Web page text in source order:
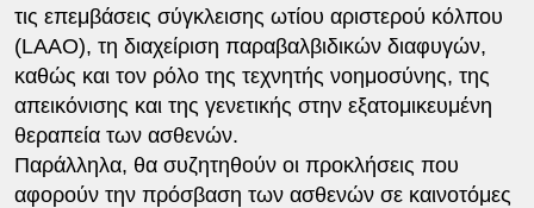
τις επεμβάσεις σύγκλεισης ωτίου αριστερού κόλπου
(LAAO), τη διαχείριση παραβαλβιδικών διαφυγών,
καθώς και τον ρόλο της τεχνητής νοημοσύνης, της
απεικόνισης και της γενετικής στην εξατομικευμένη
θεραπεία των ασθενών.
Παράλληλα, θα συζητηθούν οι προκλήσεις που
αφορούν την πρόσβαση των ασθενών σε καινοτόμες